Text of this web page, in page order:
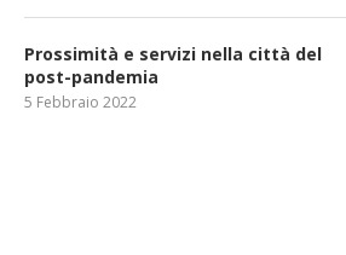
Prossimità e servizi nella città del
post-pandemia
5 Febbraio 2022